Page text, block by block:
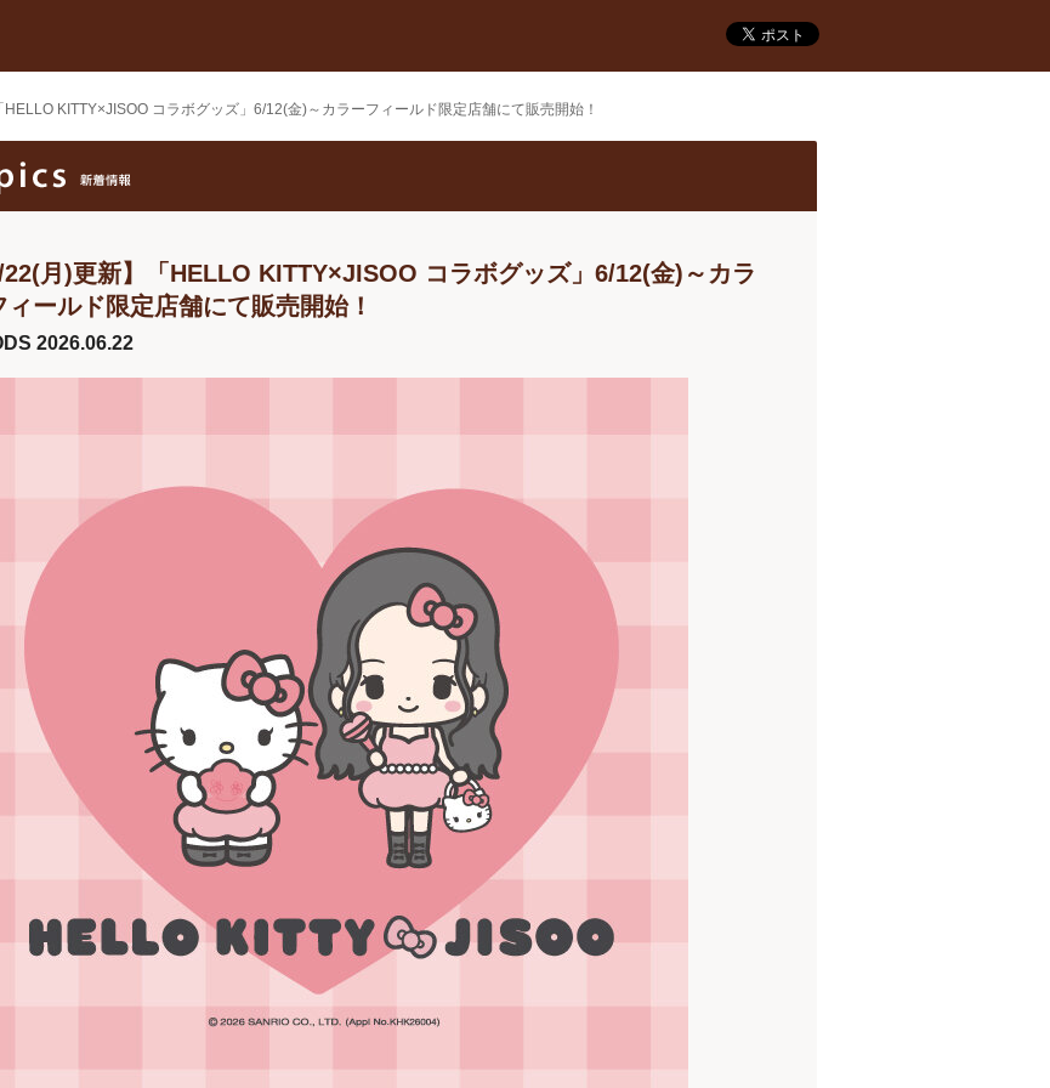
HELLO KITTY×JISOO コラボグッズ」6/12(金)～カラーフィールド限定店舗にて販売開始！
22(月)更新】「HELLO KITTY×JISOO コラボグッズ」6/12(金)～カラ
ィールド限定店舗にて販売開始！
2026.06.22